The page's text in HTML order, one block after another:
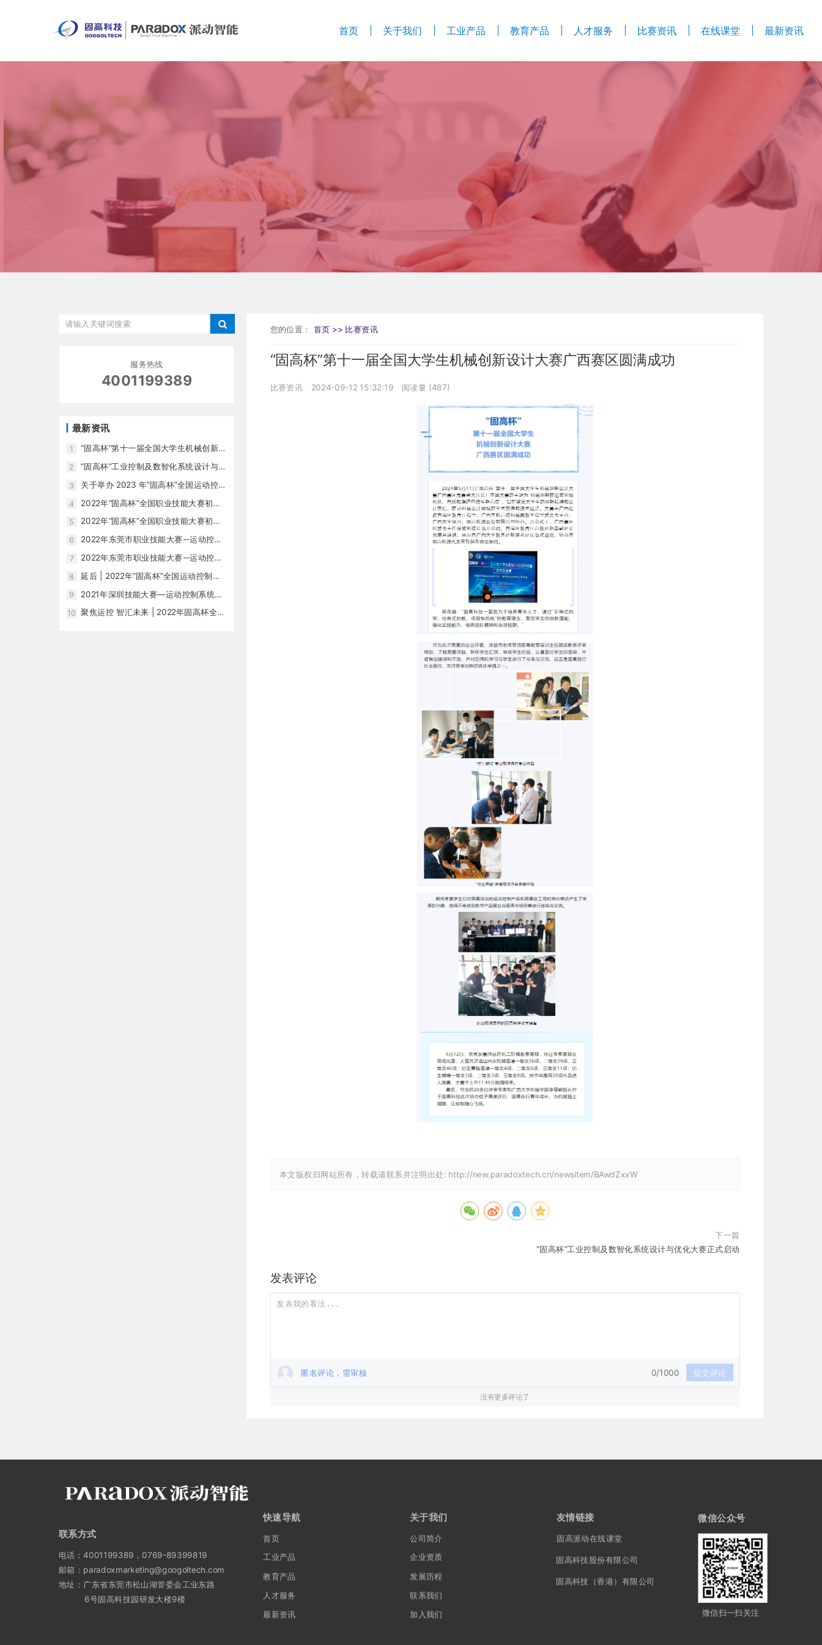
首页 关于我们 工业产品 教育产品 人才服务 比赛资讯 在线课堂 最新资讯
您的位置： 首页 >> 比赛资讯
“固高杯”第十一届全国大学生机械创新设计大赛广西赛区圆满成功
比赛资讯 2024-09-12 15:32:19 阅读量 (487)
本文版权归网站所有，转载请联系并注明出处: http://new.paradoxtech.cn/newsitem/BAwdZxxW
下一篇
“固高杯”工业控制及数智化系统设计与优化大赛正式启动
发表评论
匿名评论，需审核 0/1000 提交评论
没有更多评论了
服务热线
4001199389
最新资讯
1
“固高杯”第十一届全国大学生机械创新设
计大赛广西赛区圆满成功
2
“固高杯”工业控制及数智化系统设计与优
3
关于举办 2023 年“固高杯”全国运动控制
知
4 2022年“固高杯”全国职业技能大赛初赛
成绩排名公布！
5
2022年“固高杯”全国职业技能大赛初赛
理论题库、模拟考试时间公布啦！
6
2022年东莞市职业技能大赛--运动控制
系统开发与应用项目竞赛初赛顺利进
行！
7
2022年东莞市职业技能大赛--运动控制
系统开发与应用项目竞赛圆满落幕！
8
延后 | 2022年“固高杯”全国运动控制职
9
2021年深圳技能大赛—运动控制系统开
发与应用职业技能竞赛宣传片
10
聚焦运控 智汇未来 | 2022年固高杯全国
友情链接
固高派动在线课堂
固高科技（香港）有限公司
固高科技股份有限公司
关于我们
公司简介
企业资质
发展历程
联系我们
加入我们
快速导航
首页
工业产品
教育产品
人才服务
最新资讯
电话：4001199389，0769-89399819
邮箱：paradoxmarketing@googoltech.com
地址：广东省东莞市松山湖管委会工业东路
6号固高科技园研发大楼9楼
联系方式
微信公众号
微信扫一扫关注